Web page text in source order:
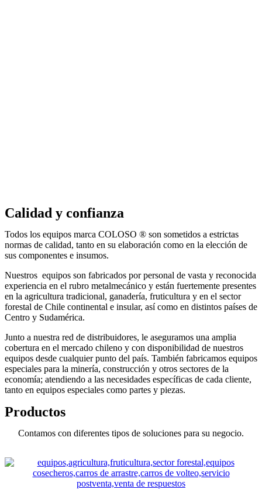
Calidad y confianza
Todos los equipos marca COLOSO ® son sometidos a estrictas
normas de calidad, tanto en su elaboración como en la elección de
sus componentes e insumos.
Nuestros equipos son fabricados por personal de vasta y reconocida
experiencia en el rubro metalmecánico y están fuertemente presentes
en la agricultura tradicional, ganadería, fruticultura y en el sector
forestal de Chile continental e insular, así como en distintos países de
Centro y Sudamérica.
Junto a nuestra red de distribuidores, le aseguramos una amplia
cobertura en el mercado chileno y con disponibilidad de nuestros
equipos desde cualquier punto del país. También fabricamos equipos
especiales para la minería, construcción y otros sectores de la
economía; atendiendo a las necesidades específicas de cada cliente,
tanto en equipos especiales como partes y piezas.
Productos
Contamos con diferentes tipos de soluciones para su negocio.